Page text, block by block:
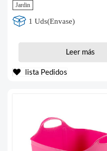
Jardin
1 Uds(Envase)
Leer más
lista Pedidos